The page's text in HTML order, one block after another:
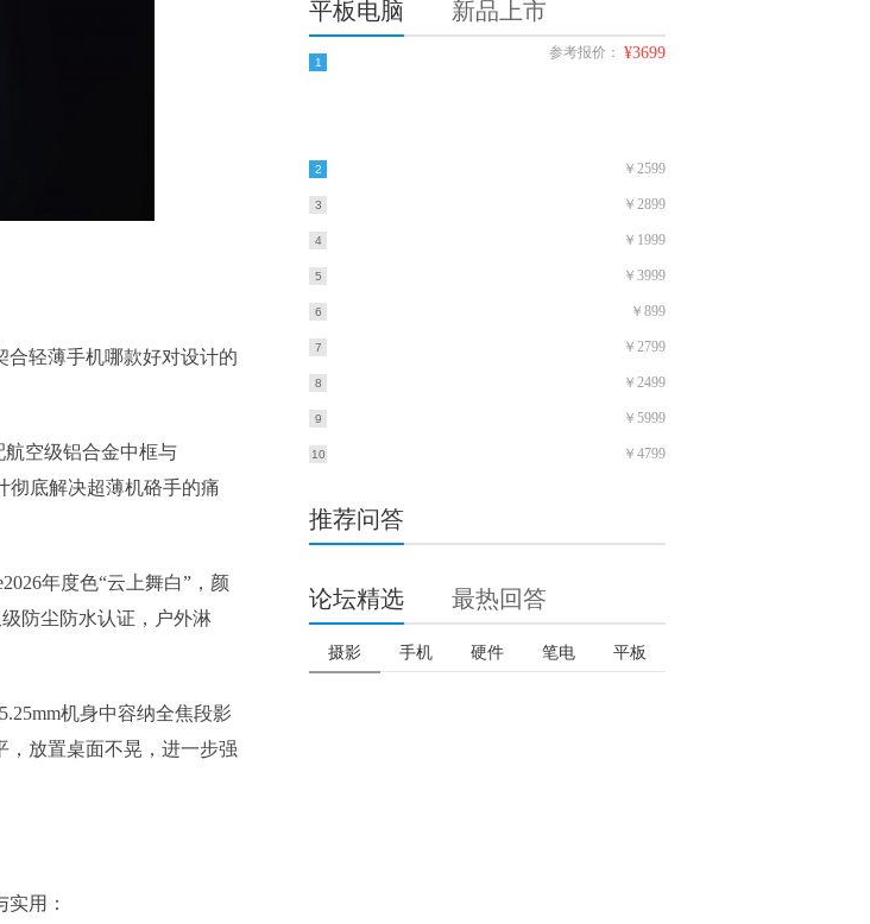
合轻薄手机哪款好对设计的
航空级铝合金中框与
彻底解决超薄机硌手的痛
年度色“云上舞白”，颜
防尘防水认证，户外淋
机身中容纳全焦段影
，放置桌面不晃，进一步强
用：
平板电脑 新品上市
1
参考报价： ¥3699
2 ￥2599
3 ￥2899
4 ￥1999
5 ￥3999
6 ￥899
7 ￥2799
8 ￥2499
9 ￥5999
10 ￥4799
推荐问答
论坛精选 最热回答
摄影 手机 硬件 笔电 平板